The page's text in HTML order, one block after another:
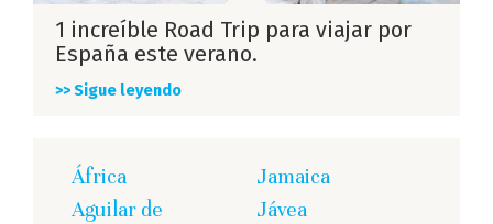
1 increíble Road Trip para viajar por
España este verano.
>> Sigue leyendo
África
Aguilar de
Jamaica
Jávea